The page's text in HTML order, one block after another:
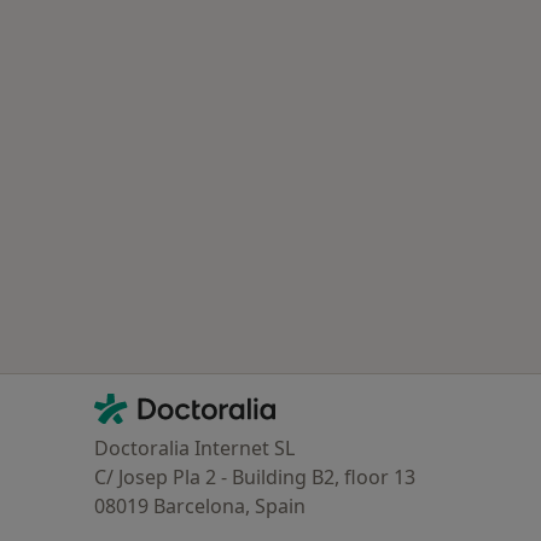
Contacto
Doctoralia - Página de inicio
Doctoralia Internet SL
C/ Josep Pla 2 - Building B2, floor 13
08019 Barcelona, Spain